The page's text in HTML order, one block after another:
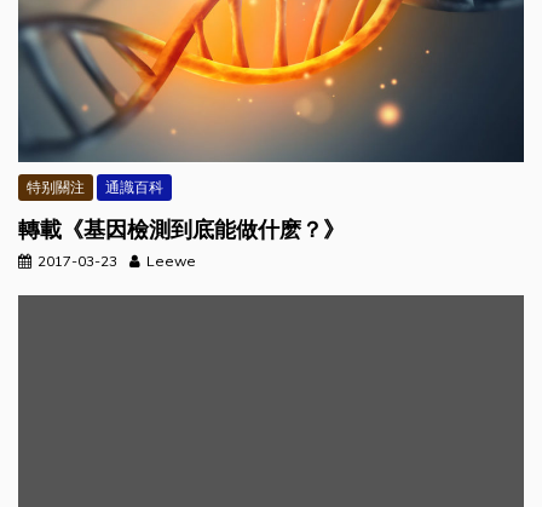
特别關注 通識百科
轉載《基因檢測到底能做什麽？》
2017-03-23 Leewe